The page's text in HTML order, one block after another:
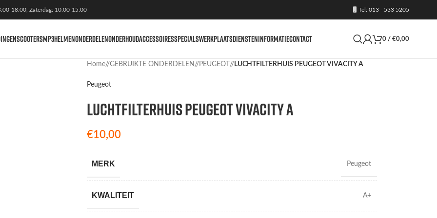
18:00, Zaterdag: 10:00-15:00 Tel: 013 - 533 5205
SCOOTERSMP3HELMENONDERDELENONDERHOUDACCESSOIRESSPECIALSWERKPLAATSDIENSTENINFORMATIECONTACT 0 / €0,00
Home/ GEBRUIKTE ONDERDELEN / PEUGEOT / LUCHTFILTERHUIS PEUGEOT VIVACITY A
Peugeot
LUCHTFILTERHUIS PEUGEOT VIVACITY A
€10,00
MERK Peugeot
KWALITEIT A+